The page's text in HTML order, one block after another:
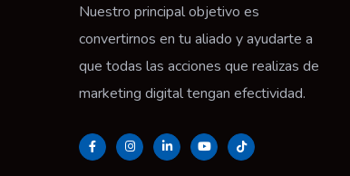
Nuestro principal objetivo es
convertirnos en tu aliado y ayudarte a
que todas las acciones que realizas de
marketing digital tengan efectividad.